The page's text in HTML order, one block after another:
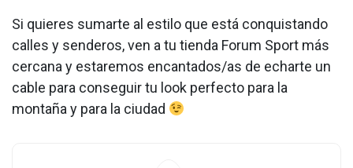
Si quieres sumarte al estilo que está conquistando
calles y senderos, ven a tu tienda Forum Sport más
cercana y estaremos encantados/as de echarte un
cable para conseguir tu look perfecto para la
montaña y para la ciudad